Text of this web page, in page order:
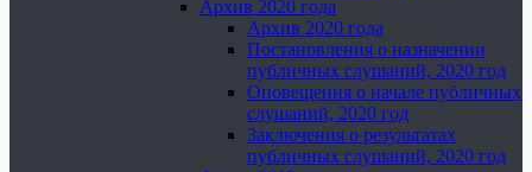
Архив 2020 года
Архив 2020 года
Постановления о назначении
публичных слушаний, 2020 год
Оповещения о начале публичных
слушаний, 2020 год
Заключения о результатах
публичных слушаний, 2020 год